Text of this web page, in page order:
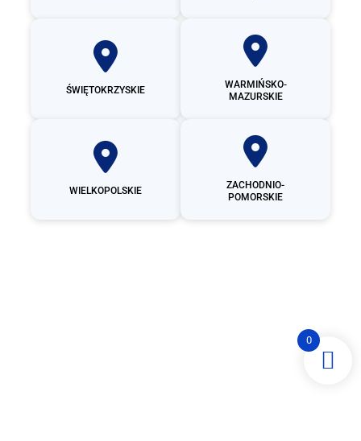
ŚWIĘTOKRZYSKIE
WARMIŃSKO-
MAZURSKIE
WIELKOPOLSKIE
ZACHODNIO-
POMORSKIE
0